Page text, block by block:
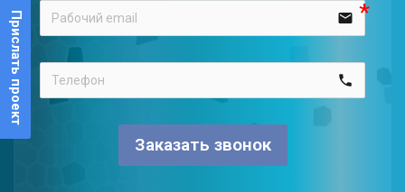
email
call
Заказать звонок
Прислать проект